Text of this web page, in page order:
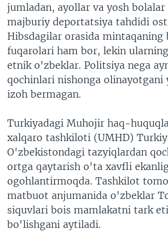
jumladan, ayollar va yosh bolalar
majburiy deportatsiya tahdidi
Hibsdagilar orasida mintaqaning
fuqarolari ham bor, lekin
etnik o'zbeklar. Politsiya nega
qochinlari nishonga olinayotgani
izoh bermagan.
Turkiyadagi Muhojir haq-
xalqaro tashkiloti (UMHD)
O'zbekistondagi tazyiqlardan
ortga qaytarish o'ta xavfli
ogohlantirmoqda. Tashkilot
matbuot anjumanida o'zbeklar
siquvlari bois mamlakatni tark
bo'lishgani aytiladi.